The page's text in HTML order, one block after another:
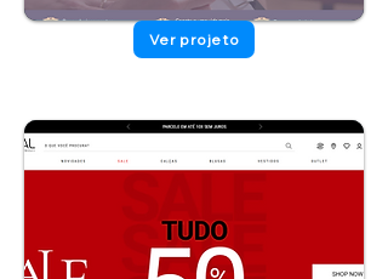
Ver projeto